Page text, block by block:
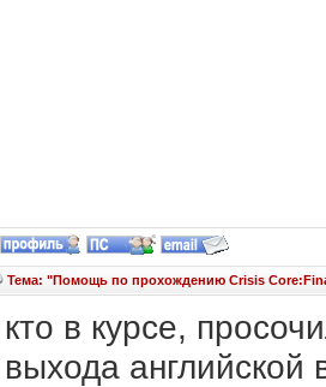
Тема: "Помощь по прохождению Crisis
кто в курсе,
выхода английской